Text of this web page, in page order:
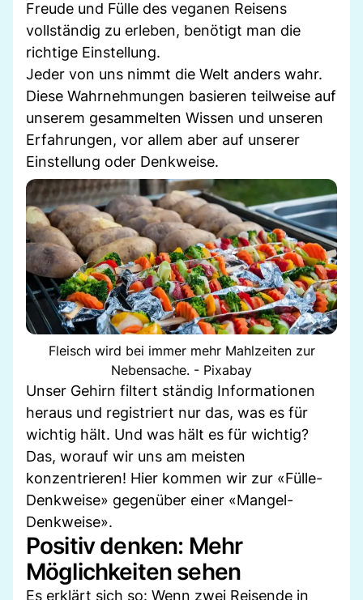
Freude und Fülle des veganen Reisens
vollständig zu erleben, benötigt man die
richtige Einstellung.
Jeder von uns nimmt die Welt anders wahr.
Diese Wahrnehmungen basieren teilweise auf
unserem gesammelten Wissen und unseren
Erfahrungen, vor allem aber auf unserer
Einstellung oder Denkweise.
Fleisch wird bei immer mehr Mahlzeiten zur
Nebensache. - Pixabay
Unser Gehirn filtert ständig Informationen
heraus und registriert nur das, was es für
wichtig hält. Und was hält es für wichtig?
Das, worauf wir uns am meisten
konzentrieren! Hier kommen wir zur «Fülle-
Denkweise» gegenüber einer «Mangel-
Denkweise».
Positiv denken: Mehr
Möglichkeiten sehen
Es erklärt sich so: Wenn zwei Reisende in